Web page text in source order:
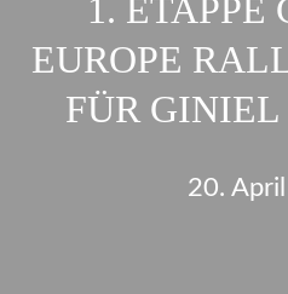
1. ETAPPE
EUROPE
FÜR
20.